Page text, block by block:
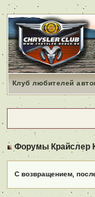
Клуб любителей
Форумы Крайслер
С возвращением,